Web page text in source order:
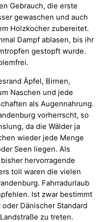
Gebrauch, die erste
gewaschen und auch
Holzkocher zubereitet.
Dampf ablasen, bis ihr
gestopft wurde.
Äpfel, Birnen,
Naschen und jede
als Augennahrung.
vorherrscht, so
da die Wälder ja
wieder jede Menge
Seen liegen. Als
hervorragende
toll waren die vielen
Fahrradurlaub
Ist zwar bestimmt
Dänischer Standard
zu treten.